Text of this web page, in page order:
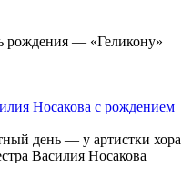
рождения — «Геликону»
Носакова с рождением
день — у артистки хора
Василия Носакова